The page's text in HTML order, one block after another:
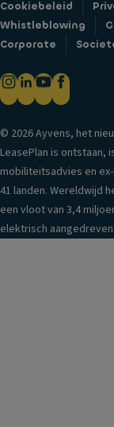
Cookiebeleid
Whistleblowing
Corporate
© 2026 Ayvens, het
LeasePlan is ontstaan,
mobiliteitsadvies en
41 landen. Wereldwijd
een vloot van 3,4
elektrisch aangedreven